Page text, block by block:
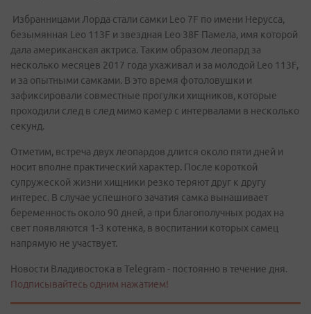
Избранницами Лорда стали самки Leo 7F по имени Нерусса,
безымянная Leo 113F и звездная Leo 38F Памела, имя которой
дала американская актриса. Таким образом леопард за
несколько месяцев 2017 года ухаживал и за молодой Leo 113F,
и за опытными самками. В это время фотоловушки и
зафиксировали совместные прогулки хищников, которые
проходили след в след мимо камер с интервалами в несколько
секунд.
Отметим, встреча двух леопардов длится около пяти дней и
носит вполне практический характер. После короткой
супружеской жизни хищники резко теряют друг к другу
интерес. В случае успешного зачатия самка вынашивает
беременность около 90 дней, а при благополучных родах на
свет появляются 1-3 котенка, в воспитании которых самец
напрямую не участвует.
Новости Владивостока в Telegram - постоянно в течение дня.
Подписывайтесь одним нажатием!